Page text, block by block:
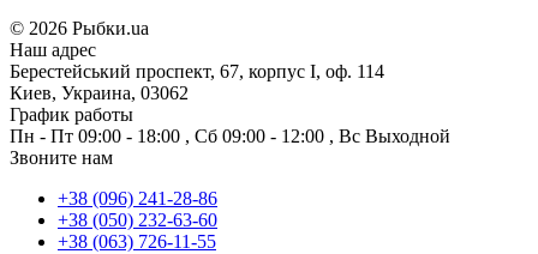
© 2026 Рыбки.ua
Наш адрес
Берестейський проспект, 67, корпус I, оф. 114
Киев, Украина, 03062
График работы
Пн - Пт 09:00 - 18:00 , Сб 09:00 - 12:00 , Вс Выходной
Звоните нам
+38 (096) 241-28-86
+38 (050) 232-63-60
+38 (063) 726-11-55